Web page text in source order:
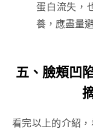
蛋白流失，
養，應盡量
五、 臉頰凹
看完以上的介紹